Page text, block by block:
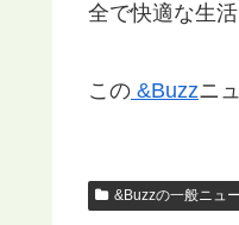
全で快適な生
この &Buzzニ
&Buzzの一般ニュ